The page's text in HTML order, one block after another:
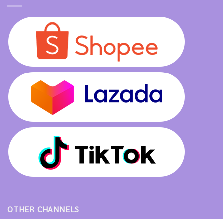
OTHER CHANNELS